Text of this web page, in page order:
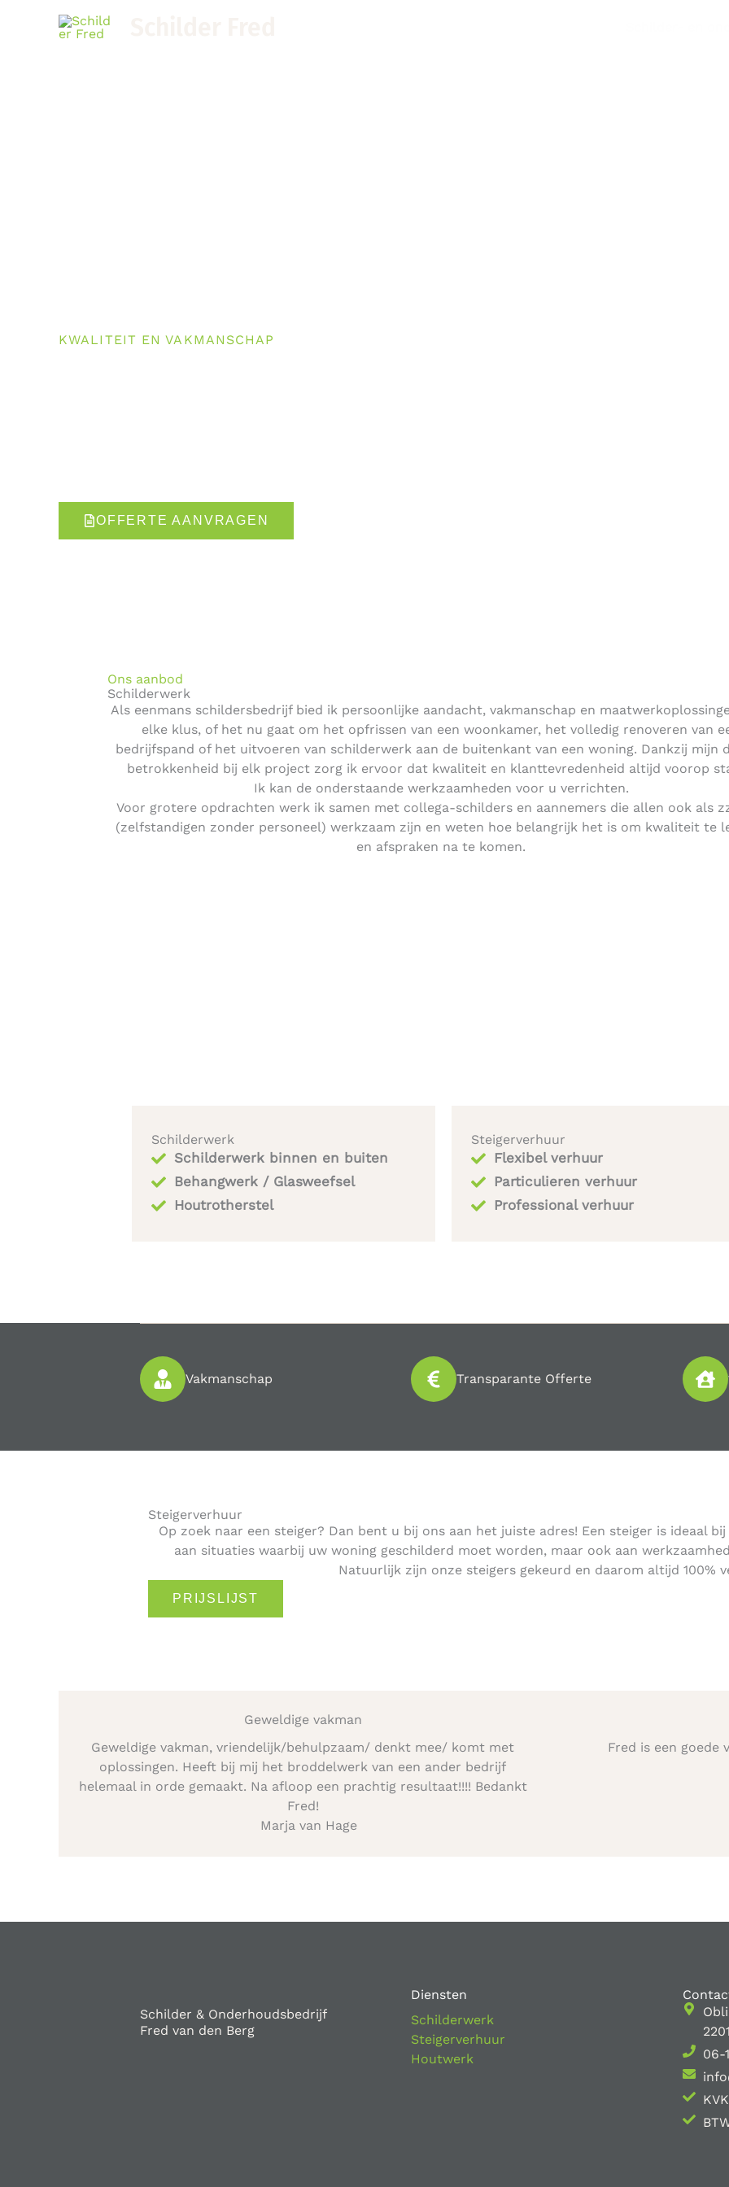
KWALITEIT EN VAKMANSCHAP
OFFERTE AANVRAGEN
Ons aanbod
Schilderwerk
Als eenmans schildersbedrijf bied ik persoonlijke aandacht, vakmanschap en
elke klus, of het nu gaat om het opfrissen van een woonkamer, het volledig renoveren van
bedrijfspand of het uitvoeren van schilderwerk aan de buitenkant van een woning. Dankzij mijn
betrokkenheid bij elk project zorg ik ervoor dat kwaliteit en klanttevredenheid altijd voorop
Ik kan de onderstaande werkzaamheden voor u verrichten.
Voor grotere opdrachten werk ik samen met collega-schilders en aannemers die allen ook als
(zelfstandigen zonder personeel) werkzaam zijn en weten hoe belangrijk het is om kwaliteit te
en afspraken na te komen.
Schilderwerk
Schilderwerk binnen en buiten
Behangwerk / Glasweefsel
Houtrotherstel​
Steigerverhuur
Flexibel verhuur
Particulieren verhuur
Professional verhuur
Vakmanschap Transparante Offerte
Steigerverhuur
Op zoek naar een steiger? Dan bent u bij ons aan het juiste adres! Een steiger is ideaal
aan situaties waarbij uw woning geschilderd moet worden, maar ook aan
Natuurlijk zijn onze steigers gekeurd en daarom altijd 100%
PRIJSLIJST
Geweldige vakman
Geweldige vakman, vriendelijk/behulpzaam/ denkt mee/ komt met
oplossingen. Heeft bij mij het broddelwerk van een ander bedrijf
helemaal in orde gemaakt. Na afloop een prachtig resultaat!!!! Bedankt
Fred!
Marja van Hage
Fred is een goede
Schilder & Onderhoudsbedrijf
Fred van den Berg
Diensten
Schilderwerk
Steigerverhuur
Houtwerk
06-